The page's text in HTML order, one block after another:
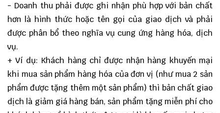
- Doanh thu phải được ghi nhận phù hợp với bản chất
hơn là hình thức hoặc tên gọi của giao dịch và phải
được phân bổ theo nghĩa vụ cung ứng hàng hóa, dịch
vụ.
+ Ví dụ: Khách hàng chỉ được nhận hàng khuyến mại
khi mua sản phẩm hàng hóa của đơn vị (như mua 2 sản
phẩm được tặng thêm một sản phẩm) thì bản chất giao
dịch là giảm giá hàng bán, sản phẩm tặng miễn phí cho